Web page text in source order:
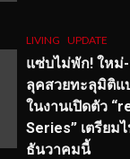
LIVING UPDATE
แซ่บไม่พัก! ใหม่
ลุคสวยทะลุมิติแ
ในงานเปิดตัว
Series” เตรียม
ธันวาคมนี้